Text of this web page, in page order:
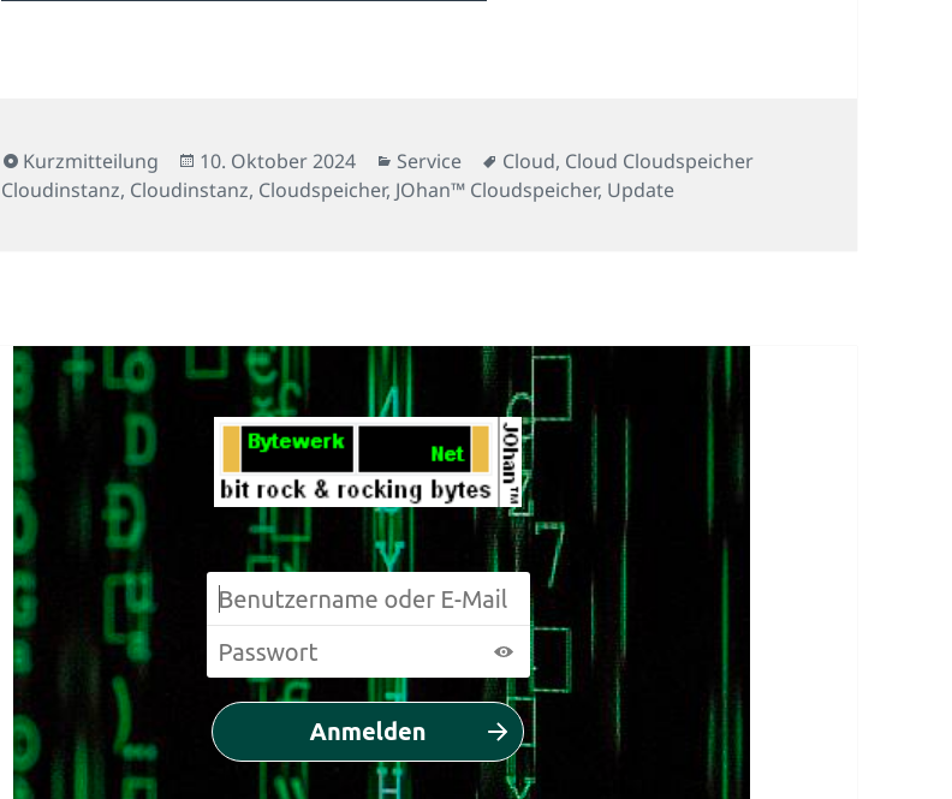
Format
Kurzmitteilung
Veröffentlicht
am
10. Oktober 2024 Kategorien
Service Schlagwörter
Cloud, Cloud Cloudspeicher
Cloudinstanz, Cloudinstanz, Cloudspeicher, JOhan™ Cloudspeicher, Update